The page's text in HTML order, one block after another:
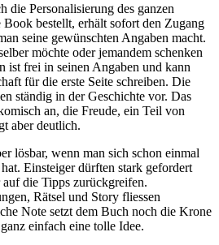
die Personalisierung des ganzen
bestellt, erhält sofort den Zugang
seine gewünschten Angaben macht.
möchte oder jemandem schenken
frei in seinen Angaben und kann
für die erste Seite schreiben. Die
ständig in der Geschichte vor. Das
an, die Freude, ein Teil von
aber deutlich.
lösbar, wenn man sich schon einmal
Einsteiger dürften stark gefordert
die Tipps zurückgreifen.
Rätsel und Story fliessen
Note setzt dem Buch noch die Krone
einfach eine tolle Idee.